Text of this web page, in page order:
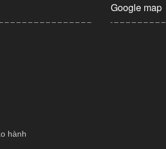
hành
Google map